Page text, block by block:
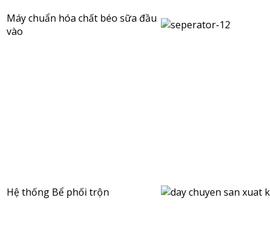
Máy chuẩn hóa chất béo sữa đầu
vào
Hệ thống Bể phối trộn